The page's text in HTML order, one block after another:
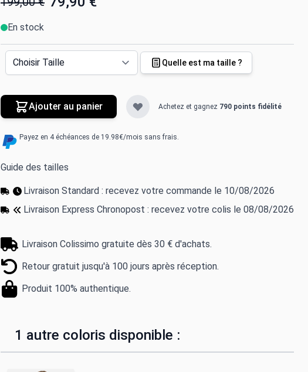
En stock
Quelle est ma taille ?
Ajouter au panier Achetez et gagnez 790 points fidélité
Payez en 4 échéances de 19.98€/mois sans frais.
Guide des tailles
Livraison Standard : recevez votre commande le 10/08/2026
Livraison Express Chronopost : recevez votre colis le 08/08/2026
Livraison Colissimo gratuite dès 30 € d'achats.
Retour gratuit jusqu'à 100 jours après réception.
Produit 100% authentique.
1 autre coloris disponible :